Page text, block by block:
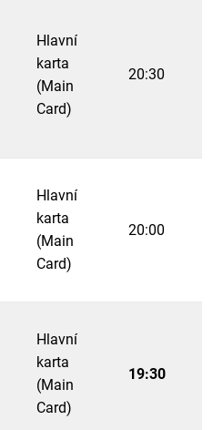
Hlavní
karta
(Main
Card)
20:30
Hlavní
karta
(Main
Card)
20:00
Hlavní
karta
(Main
Card)
19:30